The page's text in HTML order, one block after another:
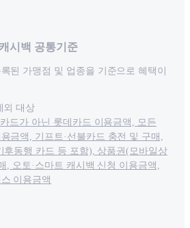
시백 공통기준
된 가맹점 및 업종을 기준으로 혜택이
외 대상
드가 아닌 롯데카드 이용금액, 모든
금액, 기프트·선불카드 충전 및 구매,
후동행 카드 등 포함), 상품권(모바일상
, 오토·스마트 캐시백 신청 이용금액,
이용금액